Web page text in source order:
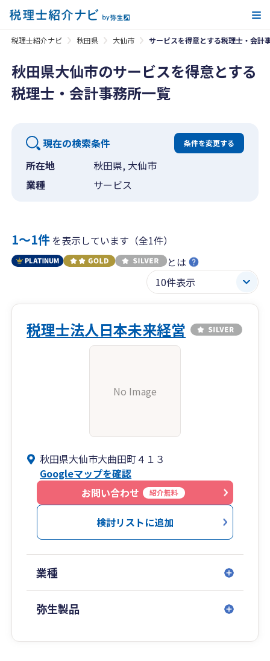
税理士紹介ナビ 秋田県 大仙市 サービスを得意とする税理士・会計
秋田県大仙市のサービスを得意とする
税理士・会計事務所一覧
現在の検索条件 条件を変更する
所在地
秋田県, 大仙市
業種
サービス
1〜1件を表示しています（全1件）
とは
税理士法人日本未来経営
No Image
秋田県大仙市大曲田町４１３
Googleマップを確認
お問い合わせ
紹介無料
検討リストに追加
業種
弥生製品